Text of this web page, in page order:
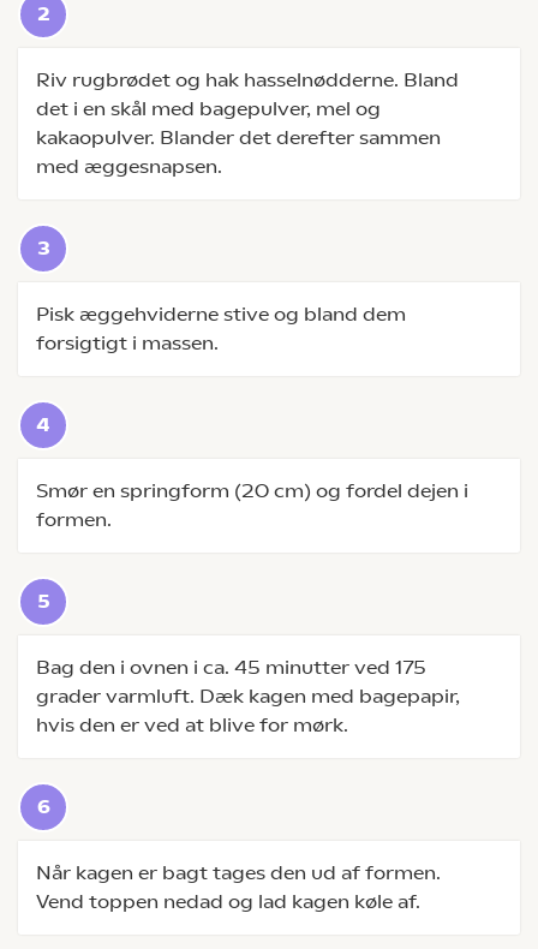
Riv rugbrødet og hak hasselnødderne. Bland
det i en skål med bagepulver, mel og
kakaopulver. Blander det derefter sammen
med æggesnapsen.
Pisk æggehviderne stive og bland dem
forsigtigt i massen.
Smør en springform (20 cm) og fordel dejen i
formen.
Bag den i ovnen i ca. 45 minutter ved 175
grader varmluft. Dæk kagen med bagepapir,
hvis den er ved at blive for mørk.
Når kagen er bagt tages den ud af formen.
Vend toppen nedad og lad kagen køle af.